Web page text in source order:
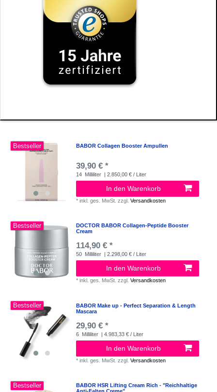
Bestseller BABOR Collagen Booster Ampullen
39,90 € *
14 Milliliter | 2.850,00 € / Liter
In den Warenkorb
*inkl. ges. MwSt. zzgl.Versandkosten
Bestseller
DOCTOR BABOR Collagen-Peptide Booster
Cream
114,90 € *
50 Milliliter | 2.298,00 € / Liter
In den Warenkorb
*inkl. ges. MwSt. zzgl.Versandkosten
Bestseller
BABOR Make up - Perfect Separation & Length
Mascara
29,90 € *
6 Milliliter | 4.983,33 € / Liter
In den Warenkorb
*inkl. ges. MwSt. zzgl.Versandkosten
Bestseller
BABOR HSR Lifting Cream Rich - "Reichhaltige